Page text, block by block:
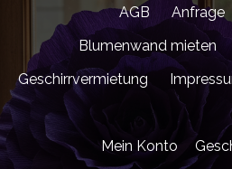
AGB Anfrage
Blumenwand mieten
Geschirrvermietung
Mein Konto